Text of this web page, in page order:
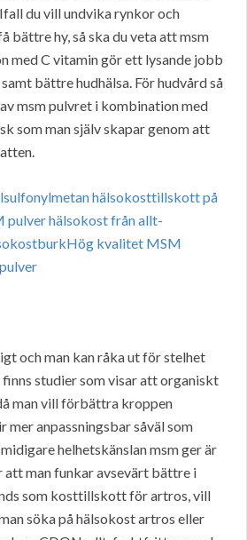
du vill undvika rynkor och
bättre hy, så ska du veta att msm
med C vitamin gör ett lysande jobb
bättre hudhälsa. För hudvård så
msm pulvret i kombination med
som man själv skapar genom att
och man kan råka ut för stelhet
finns studier som visar att organiskt
man vill förbättra kroppen
anpassningsbar såväl som
helhetskänslan msm ger är
att man funkar avsevärt bättre i
som kosttillskott för artros, vill
söka på hälsokost artros eller